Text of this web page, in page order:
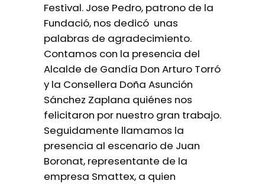
Festival. Jose Pedro, patrono de la
Fundació, nos dedicó unas
palabras de agradecimiento.
Contamos con la presencia del
Alcalde de Gandía Don Arturo Torró
y la Consellera Doña Asunción
Sánchez Zaplana quiénes nos
felicitaron por nuestro gran trabajo.
Seguidamente llamamos la
presencia al escenario de Juan
Boronat, representante de la
empresa Smattex, a quien